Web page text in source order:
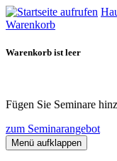
Warenkorb
Warenkorb ist leer
Fügen Sie Seminare
zum Seminarangebot
Menü aufklappen